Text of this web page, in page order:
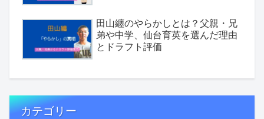
田山纏のやらかしとは？父親・兄
弟や中学、仙台育英を選んだ理由
とドラフト評価
カテゴリー